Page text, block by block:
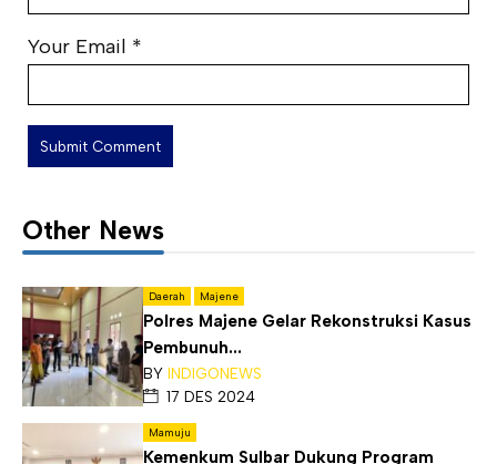
Your Email *
Other News
Daerah Majene
Polres Majene Gelar Rekonstruksi Kasus
Pembunuh...
BY INDIGONEWS
17 DES 2024
Mamuju
Kemenkum Sulbar Dukung Program